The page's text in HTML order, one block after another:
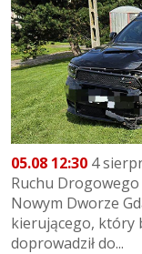
05.08 12:30 4
Ruchu
Nowym Dworze
kierującego, który
doprowadził do...